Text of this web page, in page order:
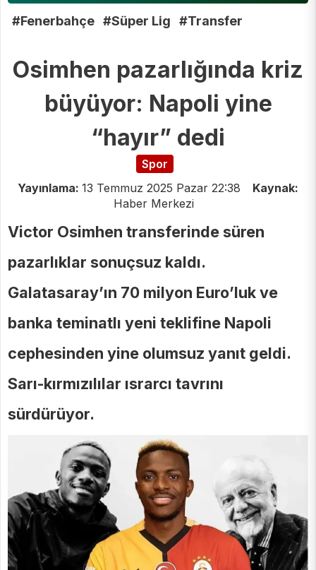
#Fenerbahçe #Süper Lig #Transfer
Osimhen pazarlığında kriz
büyüyor: Napoli yine
“hayır” dedi
Spor
Yayınlama: 13 Temmuz 2025 Pazar 22:38
Kaynak:
Haber Merkezi
Victor Osimhen transferinde süren
pazarlıklar sonuçsuz kaldı.
Galatasaray’ın 70 milyon Euro’luk ve
banka teminatlı yeni teklifine Napoli
cephesinden yine olumsuz yanıt geldi.
Sarı-kırmızılılar ısrarcı tavrını
sürdürüyor.